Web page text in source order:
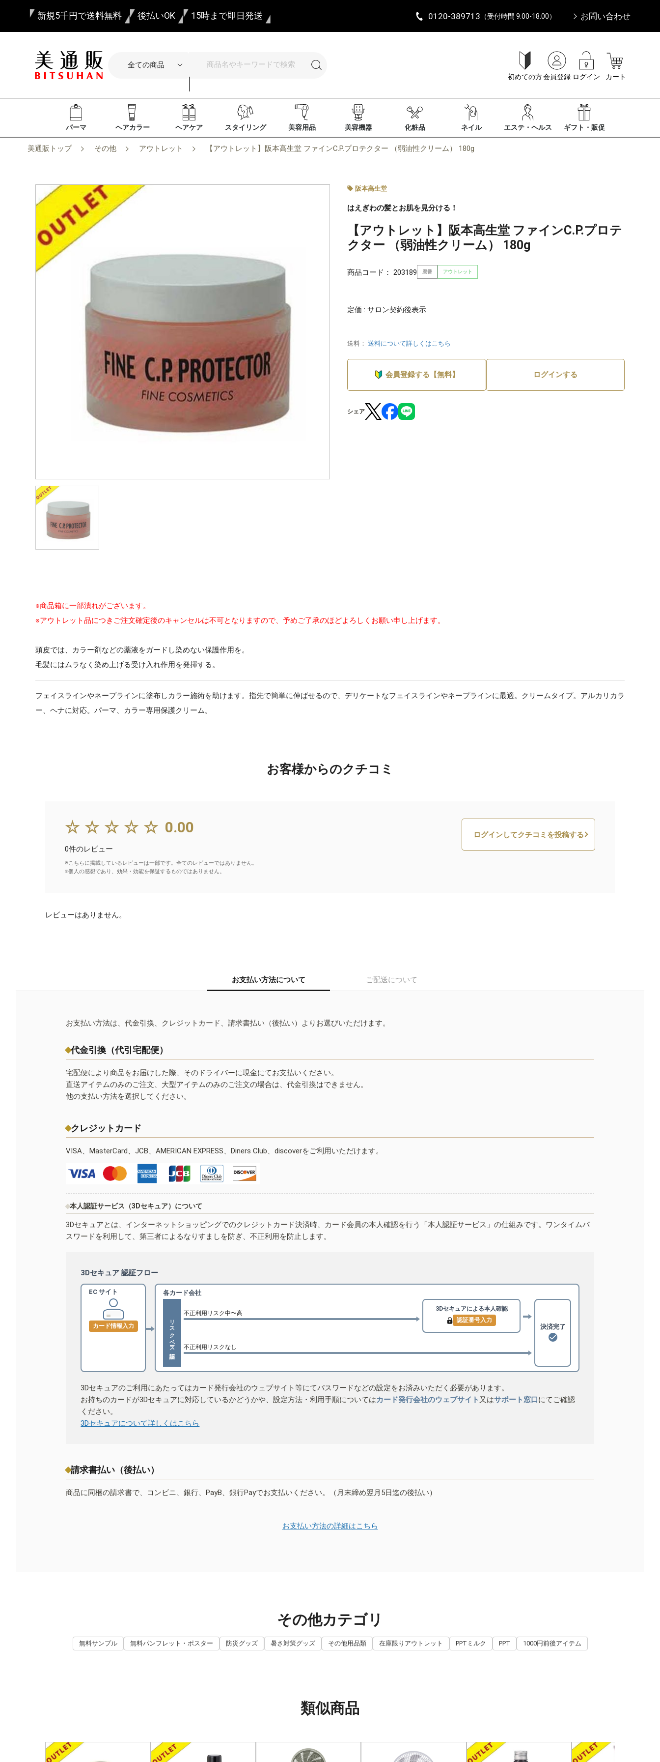
新規5千円で送料無料 後払いOK 15時まで即日発送 0120-389713 （受付時間 9:00-18:00） お問い合わせ
初めての方会員登録 ログイン カート
パーマ ヘアカラー ヘアケア スタイリング 美容用品 美容機器 化粧品 ネイル エステ・ヘルス ギフト・販促
美通販トップ その他 アウトレット 【アウトレット】阪本高生堂 ファインC.P.プロテクター （弱油性クリーム） 180g
阪本高生堂
はえぎわの髪とお肌を見分ける！
【アウトレット】阪本高生堂 ファインC.P.プロテ
クター （弱油性クリーム） 180g
商品コード： 203189 廃番 アウトレット
定価 : サロン契約後表示
送料： 送料について詳しくはこちら
会員登録する【無料】 ログインする
シェア
※商品箱に一部潰れがございます。
※アウトレット品につきご注文確定後のキャンセルは不可となりますので、予めご了承のほどよろしくお願い申し上げます。
頭皮では、カラー剤などの薬液をガードし染めない保護作用を。
毛髪にはムラなく染め上げる受け入れ作用を発揮する。
フェイスラインやネープラインに塗布しカラー施術を助けます。指先で簡単に伸ばせるので、デリケートなフェイスラインやネープラインに最適。クリームタイプ。アルカリカラ
ー、ヘナに対応。パーマ、カラー専用保護クリーム。
お客様からのクチコミ
☆☆☆☆☆ 0.00
0件のレビュー
※こちらに掲載しているレビューは一部です。全てのレビューではありません。
※個人の感想であり、効果・効能を保証するものではありません。
ログインしてクチコミを投稿する
レビューはありません。
お支払い方法について ご配送について
お支払い方法は、代金引換、クレジットカード、請求書払い（後払い）よりお選びいただけます。
代金引換（代引宅配便）
宅配便により商品をお届けした際、そのドライバーに現金にてお支払いください。
直送アイテムのみのご注文、大型アイテムのみのご注文の場合は、代金引換はできません。
他の支払い方法を選択してください。
クレジットカード
VISA、MasterCard、JCB、AMERICAN EXPRESS、Diners Club、discoverをご利用いただけます。
本人認証サービス（3Dセキュア）について
3Dセキュアとは、インターネットショッピングでのクレジットカード決済時、カード会員の本人確認を行う「本人認証サービス」の仕組みです。ワンタイムパ
スワードを利用して、第三者によるなりすましを防ぎ、不正利用を防止します。
3Dセキュア 認証フロー
EC サイト
カード情報入力
各カード会社
リスクベース認証
不正利用リスク中〜高
3Dセキュアによる本人確認
認証番号入力
不正利用リスクなし
決済完了
3Dセキュアのご利用にあたってはカード発行会社のウェブサイト等にてパスワードなどの設定をお済みいただく必要があります。
お持ちのカードが3Dセキュアに対応しているかどうかや、設定方法・利用手順についてはカード発行会社のウェブサイト 又はサポート窓口にてご確認
ください。
3Dセキュアについて詳しくはこちら
請求書払い（後払い）
商品に同梱の請求書で、コンビニ、銀行、PayB、銀行Payでお支払いください。（月末締め翌月5日迄の後払い）
お支払い方法の詳細はこちら
その他カテゴリ
無料サンプル 無料パンフレット・ポスター 防災グッズ 暑さ対策グッズ その他用品類 在庫限りアウトレット PPTミルク PPT 1000円前後アイテム
類似商品